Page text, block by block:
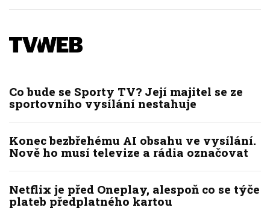
Co bude se Sporty TV? Její majitel se ze
sportovního vysílání nestahuje
Konec bezbřehému AI obsahu ve vysílání.
Nově ho musí televize a rádia označovat
Netflix je před Oneplay, alespoň co se týče
plateb předplatného kartou